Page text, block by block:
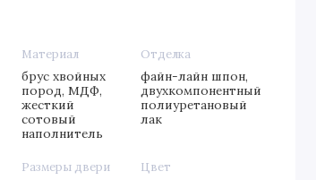
Материал
брус хвойных
пород, МДФ,
жесткий
сотовый
наполнитель
Отделка
файн-лайн шпон,
двухкомпонентный
полиуретановый
лак
Размеры двери Цвет